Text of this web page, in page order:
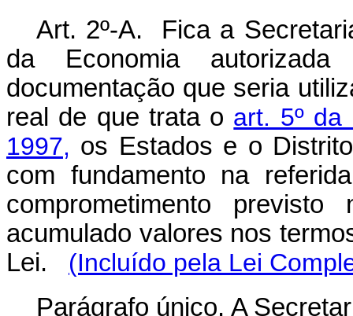
Art. 2º-A. Fica a
da Economia
documentação que seria
real de que trata o art. 5º da
1997, os Estados e o
com fundamento na
comprometimento
acumulado valores nos
Lei. (Incluído pela Lei
Parágrafo único. A